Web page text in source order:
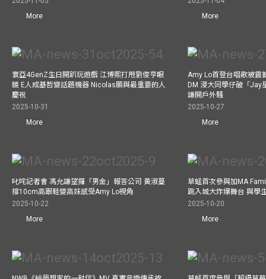
More
More
寰亞4GenZ生日開趴玩遊戲 江博熙打甩劉俊亨眼
鏡 E人成基哲變話題機器 Nicolas願與最重要的人
慶祝
2025-10-31
More
Amy Lo首登台唱歌被震
DM 浸大同學仔破「Jay
謙開戶外騷
2025-10-27
More
叱咤記者會 馮允謙望攞「男金」報答公司 黃淑蔓
撐10cm高跟鞋變高妹感受Amy Lo視角
2025-10-22
More
草蜢首次參與加MA
跳入城大炸爆舞台 與學
2025-10-20
More